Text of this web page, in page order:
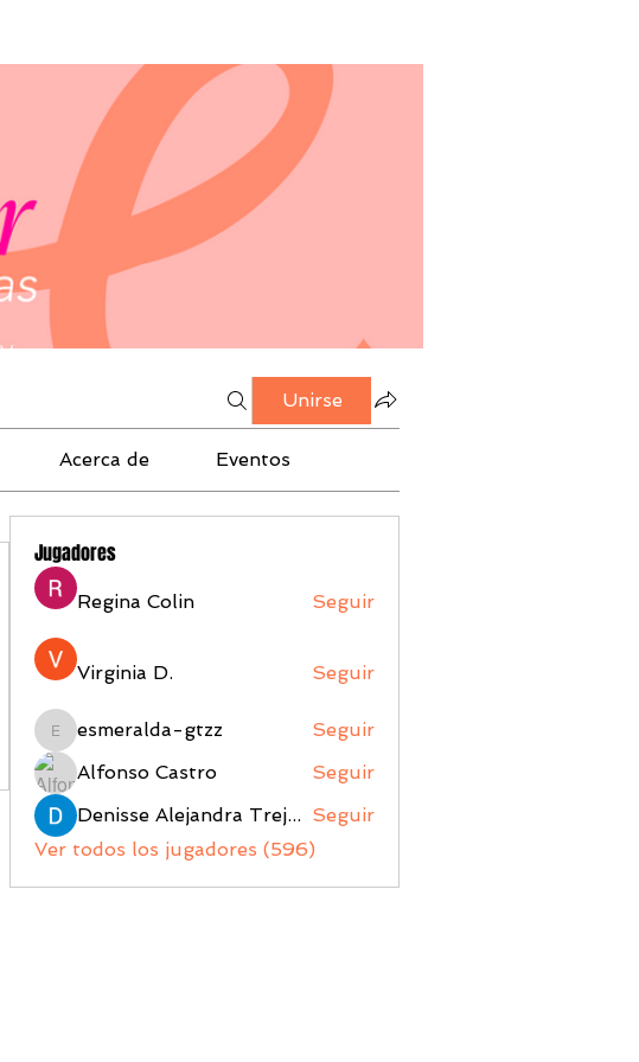
Unirse
Acerca de Eventos
Jugadores
Regina Colin Seguir
Virginia D. Seguir
esmeralda-gtzz
esmeralda-gtzz
Seguir
Alfonso Castro
Seguir
Denisse Alejandra Trejo Lopez Seguir
Ver todos los jugadores (596)